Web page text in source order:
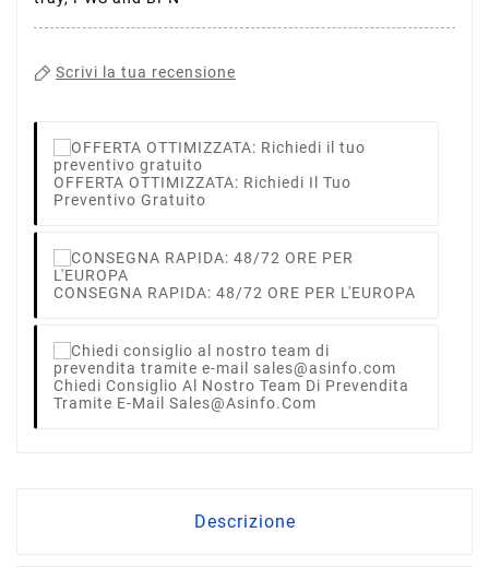
Scrivi la tua recensione
OFFERTA OTTIMIZZATA: Richiedi Il Tuo
Preventivo Gratuito
CONSEGNA RAPIDA: 48/72 ORE PER L'EUROPA
Chiedi Consiglio Al Nostro Team Di Prevendita
Tramite E-Mail Sales@asinfo.com
Descrizione